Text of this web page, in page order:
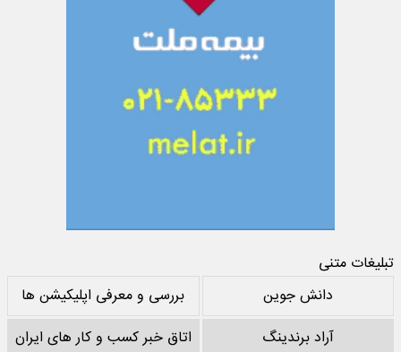
تبلیغات متنی
دانش جوین
بررسی و معرفی اپلیکیشن ها
آراد برندینگ
اتاق خبر کسب و کار های ایران